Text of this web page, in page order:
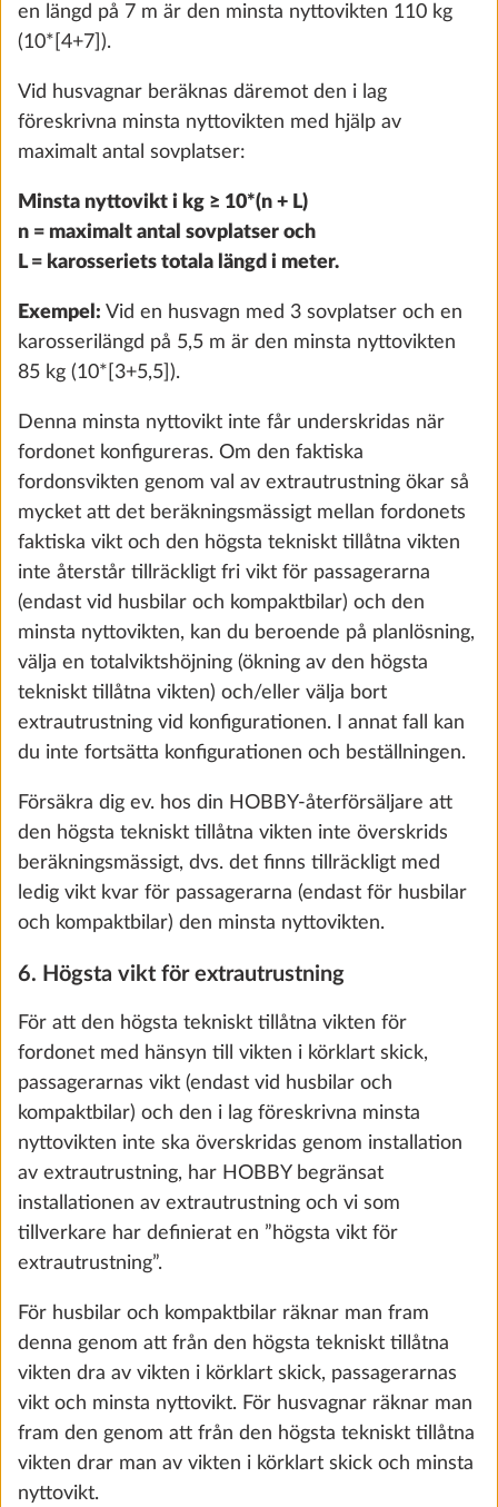
Ugn THETFORD med elektrisk tändning,
grill och innerbelysning, 36 liters
Lägg till
Köksfläkt DOMETIC inkl. 10-stegs
hastighetsreglering
Mer
3,0 kg
4 810 kr
Lägg till
Barnsäng, 2 våningar med fallskydd och
stege
STANDARD
Barnsäng, 3 våningar inkl. 3:e fönster,
med fallskydd och stege
en längd på 7 m är den minsta nyttovikten 110 kg
(10*[4+7]).
Vid husvagnar beräknas däremot den i lag
föreskrivna minsta nyttovikten med hjälp av
maximalt antal sovplatser:
Minsta nyttovikt i kg ≥ 10*(n + L)
n = maximalt antal sovplatser och
L = karosseriets totala längd i meter.
Exempel: Vid en husvagn med 3 sovplatser och en
karosserilängd på 5,5 m är den minsta nyttovikten
85 kg (10*[3+5,5]).
Denna minsta nyttovikt inte får underskridas när
fordonet konfigureras. Om den faktiska
fordonsvikten genom val av extrautrustning ökar så
mycket att det beräkningsmässigt mellan fordonets
faktiska vikt och den högsta tekniskt tillåtna vikten
inte återstår tillräckligt fri vikt för passagerarna
(endast vid husbilar och kompaktbilar) och den
minsta nyttovikten, kan du beroende på planlösning,
välja en totalviktshöjning (ökning av den högsta
tekniskt tillåtna vikten) och/eller välja bort
extrautrustning vid konfigurationen. I annat fall kan
du inte fortsätta konfigurationen och beställningen.
Försäkra dig ev. hos din HOBBY-återförsäljare att
den högsta tekniskt tillåtna vikten inte överskrids
beräkningsmässigt, dvs. det finns tillräckligt med
ledig vikt kvar för passagerarna (endast för husbilar
och kompaktbilar) den minsta nyttovikten.
6. Högsta vikt för extrautrustning
För att den högsta tekniskt tillåtna vikten för
fordonet med hänsyn till vikten i körklart skick,
passagerarnas vikt (endast vid husbilar och
kompaktbilar) och den i lag föreskrivna minsta
nyttovikten inte ska överskridas genom installation
av extrautrustning, har HOBBY begränsat
installationen av extrautrustning och vi som
tillverkare har definierat en ”högsta vikt för
extrautrustning”.
För husbilar och kompaktbilar räknar man fram
denna genom att från den högsta tekniskt tillåtna
vikten dra av vikten i körklart skick, passagerarnas
vikt och minsta nyttovikt. För husvagnar räknar man
fram den genom att från den högsta tekniskt tillåtna
vikten drar man av vikten i körklart skick och minsta
nyttovikt.